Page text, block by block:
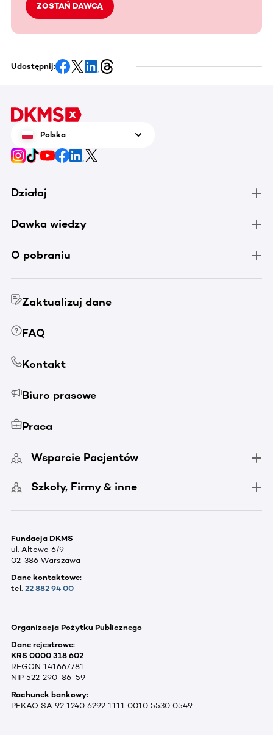
ZOSTAŃ DAWCĄ
Udostępnij:
Polska
Działaj
Dawka wiedzy
O pobraniu
Zaktualizuj dane
FAQ
Kontakt
Biuro prasowe
Praca
Wsparcie Pacjentów
Szkoły, Firmy & inne
Fundacja DKMS
ul. Altowa 6/9
02-386 Warszawa
Dane kontaktowe:
tel. 22 882 94 00
Organizacja Pożytku Publicznego
Dane rejestrowe:
KRS 0000 318 602
REGON 141667781
NIP 522-290-86-59
Rachunek bankowy:
PEKAO SA 92 1240 6292 1111 0010 5530 0549